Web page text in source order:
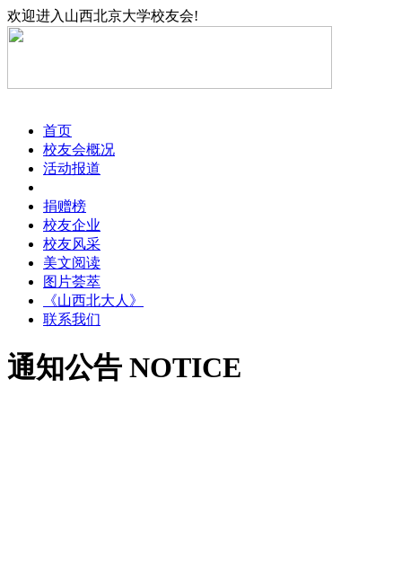
欢迎进入山西北京大学校友会!
首页
校友会概况
活动报道
捐赠榜
校友企业
校友风采
美文阅读
图片荟萃
《山西北大人》
联系我们
通知公告 NOTICE